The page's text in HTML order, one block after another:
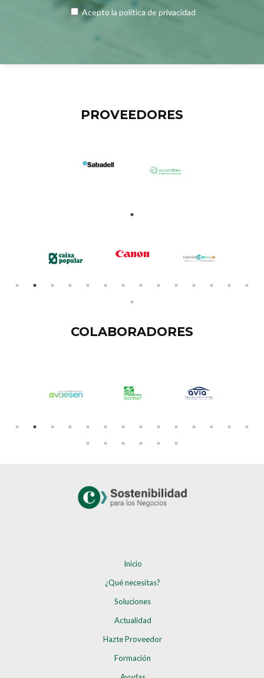
Acepto la política de privacidad
PROVEEDORES
COLABORADORES
Inicio
¿Qué necesitas?
Soluciones
Actualidad
Hazte Proveedor
Formación